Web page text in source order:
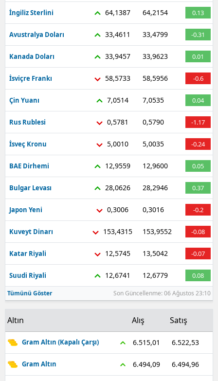
İngiliz Sterlini 64,1387 64,2154 0.13
Avustralya Doları 33,4611 33,4799 -0.31
Kanada Doları 33,9457 33,9623 0.01
İsviçre Frankı 58,5733 58,5956 -0.6
Çin Yuanı 7,0514 7,0535 0.04
Rus Rublesi 0,5781 0,5790 -1.17
İsveç Kronu 5,0010 5,0035 -0.24
BAE Dirhemi 12,9559 12,9600 0.05
Bulgar Levası 28,0626 28,2946 0.37
Japon Yeni 0,3006 0,3016 -0.2
Kuveyt Dinarı 153,4315 153,9552 -0.08
Katar Riyali 12,5745 13,5042 -0.07
Suudi Riyali 12,6741 12,6779 0.08
Tümünü Göster Son Güncellenme: 06 Ağustos 23:10
Altın Alış Satış
Gram Altın (Kapalı Çarşı) 6.515,01 6.522,53
Gram Altın 6.494,09 6.494,96